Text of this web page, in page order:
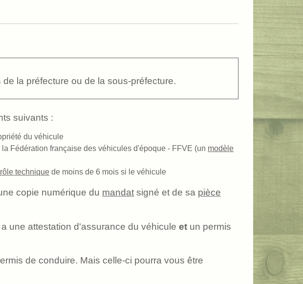
la préfecture ou de la sous-préfecture.
suivants :
du véhicule
Fédération française des véhicules d'époque - FFVE (un modèle
technique de moins de 6 mois si le véhicule
copie numérique du mandat signé et de sa pièce
une attestation d'assurance du véhicule et un permis
de conduire. Mais celle-ci pourra vous être